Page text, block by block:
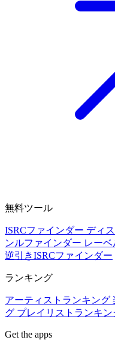
無料ツール
ISRCファインダー ディ
ンルファインダー レー
逆引きISRCファインダー
ランキング
アーティストランキング
グ プレイリストランキン
Get the apps